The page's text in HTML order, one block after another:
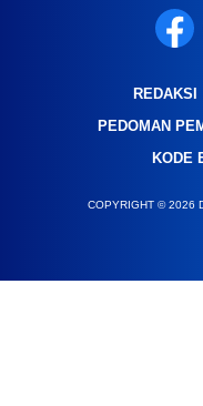
REDAKSI
PEDOMAN
KODE
COPYRIGHT © 2026